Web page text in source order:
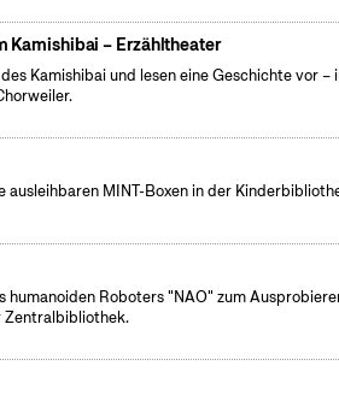
Kamishibai – Erzähltheater
Kamishibai und lesen eine Geschichte vor –
ausleihbaren MINT-Boxen in der
humanoiden Roboters "NAO" zum
Zentralbibliothek.